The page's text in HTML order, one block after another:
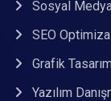
Sosyal Medya
SEO
Grafik
Yazılım